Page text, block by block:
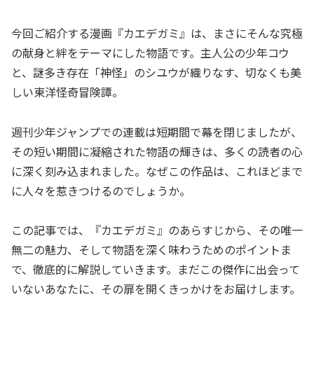
今回ご紹介する漫画『カエデガミ』は、まさにそんな究極
の献身と絆をテーマにした物語です。主人公の少年コウ
と、謎多き存在「神怪」のシユウが織りなす、切なくも美
しい東洋怪奇冒険譚。
週刊少年ジャンプでの連載は短期間で幕を閉じましたが、
その短い期間に凝縮された物語の輝きは、多くの読者の心
に深く刻み込まれました。なぜこの作品は、これほどまで
に人々を惹きつけるのでしょうか。
この記事では、『カエデガミ』のあらすじから、その唯一
無二の魅力、そして物語を深く味わうためのポイントま
で、徹底的に解説していきます。まだこの傑作に出会って
いないあなたに、その扉を開くきっかけをお届けします。